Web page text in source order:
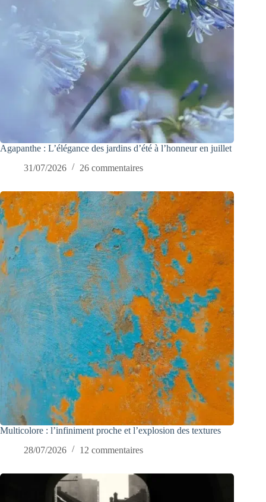
Agapanthe : L’élégance des jardins d’été à l’honneur en juillet
31/07/2026
26 commentaires
Multicolore : l’infiniment proche et l’explosion des textures
28/07/2026
12 commentaires